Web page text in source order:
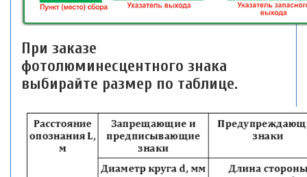
При заказе
фотолюминесцентного знака
выбирайте размер по таблице.